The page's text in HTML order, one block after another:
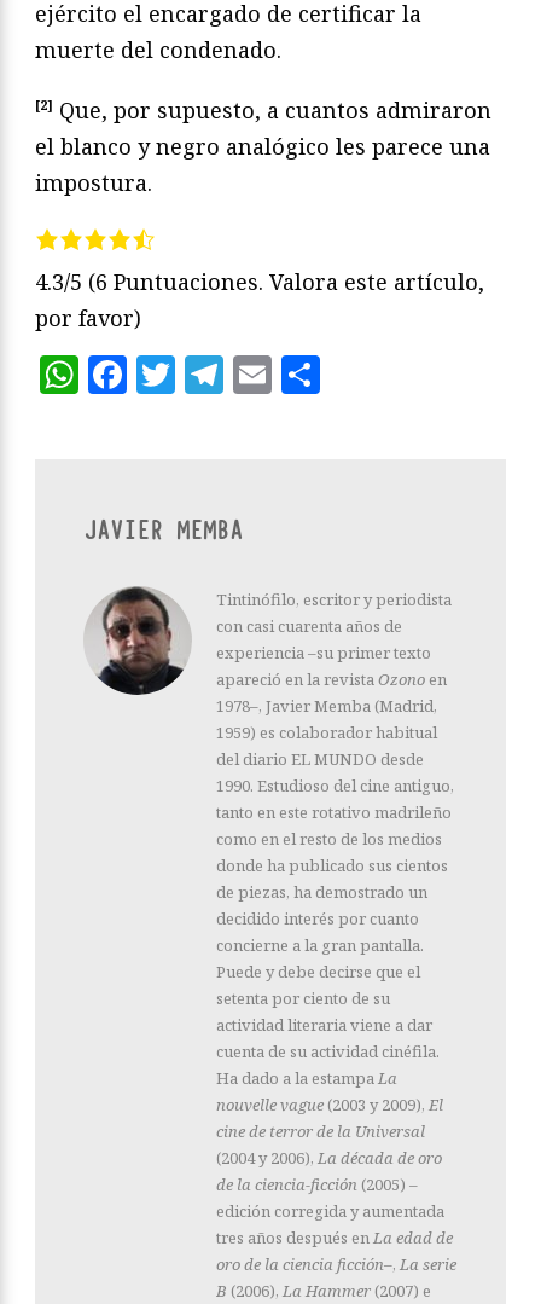
ejército el encargado de certificar la
muerte del condenado.
[2] Que, por supuesto, a cuantos admiraron
el blanco y negro analógico les parece una
impostura.
4.3/5 (6 Puntuaciones. Valora este artículo,
por favor)
WhatsApp
Facebook
Twitter
Telegram
Email
JAVIER MEMBA
Tintinófilo, escritor y periodista
con casi cuarenta años de
experiencia –su primer texto
apareció en la revistaOzono en
1978–, Javier Memba (Madrid,
1959) es colaborador habitual
del diario EL MUNDO desde
1990. Estudioso del cine antiguo,
tanto en este rotativo madrileño
como en el resto de los medios
donde ha publicado sus cientos
de piezas, ha demostrado un
decidido interés por cuanto
concierne a la gran pantalla.
Puede y debe decirse que el
setenta por ciento de su
actividad literaria viene a dar
cuenta de su actividad cinéfila.
Ha dado a la estampaLa
nouvelle vague (2003 y 2009), El
cine de terror de la Universal
(2004 y 2006), La década de oro
de la ciencia-ficción (2005) –
edición corregida y aumentada
tres años después enLa edad de
oro de la ciencia ficción–, La serie
B (2006), La Hammer (2007) e